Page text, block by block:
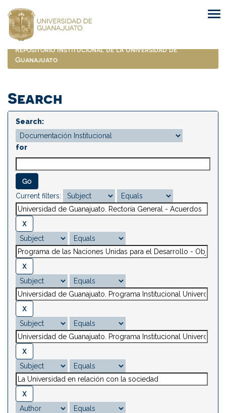
navigation
Repositorio Institucional de la Universidad de
Guanajuato
Search
Search:
for
Current filters: